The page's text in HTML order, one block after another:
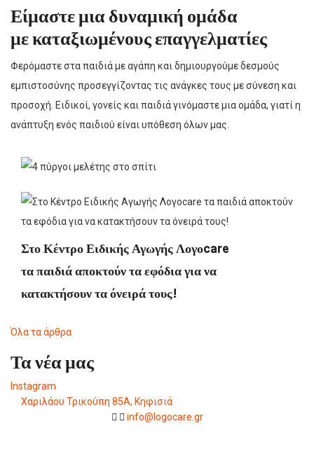
Είμαστε μιαδυναμική ομάδα
μεκαταξιωμένουςεπαγγελματίες
Φερόμαστε στα παιδιά με αγάπη και δημιουργούμε δεσμούς
εμπιστοσύνης προσεγγίζοντας τις ανάγκες τους με σύνεση και
προσοχή. Ειδικοί, γονείς και παιδιά γινόμαστε μια ομάδα, γιατί η
ανάπτυξη ενός παιδιού είναι υπόθεση όλων μας.
Στο Κέντρο Ειδικής Αγωγής Λογοcare
τα παιδιά αποκτούν τα εφόδια για να
κατακτήσουν τα όνειρά τους!
Όλα τα άρθρα
Τα νέα μας
Instagram
Χαριλάου Τρικούπη 85Α, Κηφισιά
info@logocare.gr